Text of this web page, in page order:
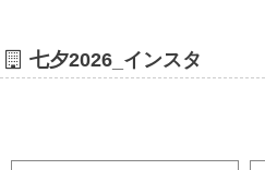
七夕2026_インスタ